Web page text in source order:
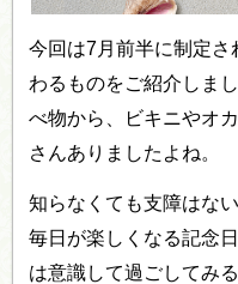
今回は7月前半に制定
わるものをご紹介しま
べ物から、ビキニやオ
さんありましたよね。
知らなくても支障はな
毎日が楽しくなる記念
は意識して過ごしてみ